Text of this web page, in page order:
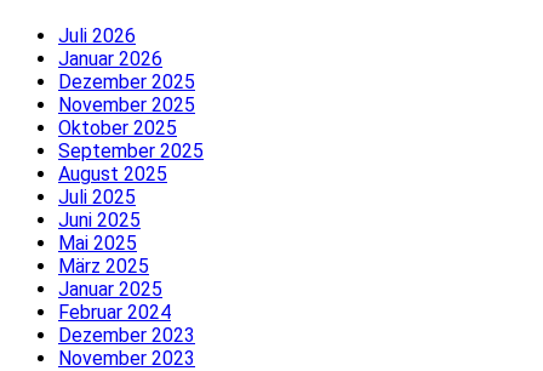
Juli 2026
Januar 2026
Dezember 2025
November 2025
Oktober 2025
September 2025
August 2025
Juli 2025
Juni 2025
Mai 2025
März 2025
Januar 2025
Februar 2024
Dezember 2023
November 2023